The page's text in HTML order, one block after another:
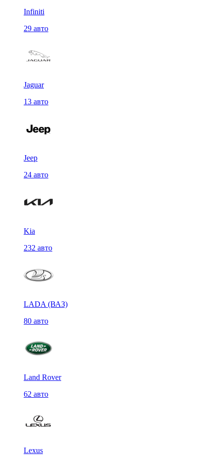
Infiniti
29 авто
Jaguar
13 авто
Jeep
24 авто
Kia
232 авто
LADA (ВАЗ)
80 авто
Land Rover
62 авто
Lexus